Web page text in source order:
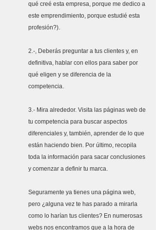
qué creé esta empresa, porque me dedico a
este emprendimiento, porque estudié esta
profesión?).
2.-, Deberás preguntar a tus clientes y, en
definitiva, hablar con ellos para saber por
qué eligen y se diferencia de la
competencia.
3.- Mira alrededor. Visita las páginas web de
tu competencia para buscar aspectos
diferenciales y, también, aprender de lo que
están haciendo bien. Por último, recopila
toda la información para sacar conclusiones
y comenzar a definir tu marca.
Seguramente ya tienes una página web,
pero ¿alguna vez te has parado a mirarla
como lo harían tus clientes? En numerosas
webs nos encontramos que a la hora de